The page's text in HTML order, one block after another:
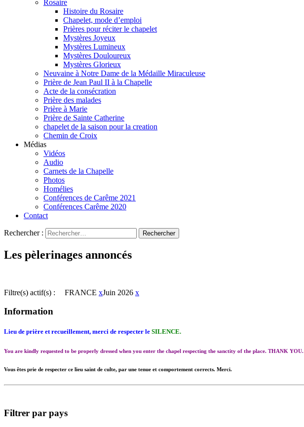
Rosaire
Histoire du Rosaire
Chapelet, mode d’emploi
Prières pour réciter le chapelet
Mystères Joyeux
Mystères Lumineux
Mystères Douloureux
Mystères Glorieux
Neuvaine à Notre Dame de la Médaille Miraculeuse
Prière de Jean Paul II à la Chapelle
Acte de la consécration
Prière des malades
Prière à Marie
Prière de Sainte Catherine
chapelet de la saison pour la creation
Chemin de Croix
Médias
Vidéos
Audio
Carnets de la Chapelle
Photos
Homélies
Conférences de Carême 2021
Conférences Carême 2020
Contact
Rechercher :
Les pèlerinages annoncés
Filtre(s) actif(s) : FRANCE xJuin 2026 x
Information
Lieu de prière et recueillement, merci de respecter le SILENCE.
You are kindly requested to be properly dressed when you enter the chapel respecting the sanctity of the place. THANK YOU.
Vous êtes prie de respecter ce lieu saint de culte, par une tenue et comportement corrects. Merci.
Filtrer par pays